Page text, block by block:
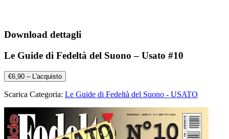
Download dettagli
Le Guide di Fedeltà del Suono – Usato #10
€6,90 – L'acquisto
Scarica Categoria: Le Guide di Fedeltà del Suono - USATO